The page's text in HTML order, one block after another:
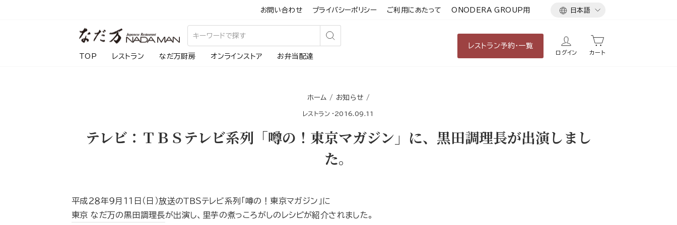
お問い合わせ プライバシーポリシー ご利用にあたって ONODERA GROUP用
言
日本語
検
TOP レストラン なだ万厨房 オンラインストア お弁当配達
レストラン予約・一覧
ログイン カート
ホーム / お知らせ /
レストラン · 2016.09.11
テレビ：ＴＢＳテレビ系列「噂の！東京マガジン」に、黒田調理長が出演しまし
た。
平成２８年９月１１日（日）放送のＴＢＳテレビ系列「噂の！東京マガジン」に
東京 なだ万の黒田調理長が出演し、里芋の煮っころがしのレシピが紹介されました。